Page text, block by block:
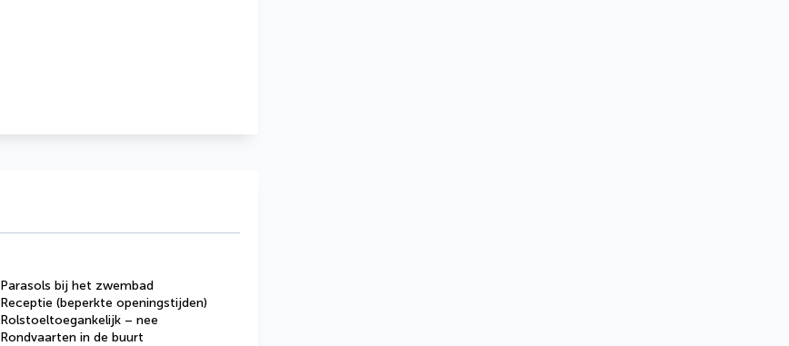
Parasols bij het zwembad
Receptie (beperkte openingstijden)
Rolstoeltoegankelijk – nee
Rondvaarten in de buurt